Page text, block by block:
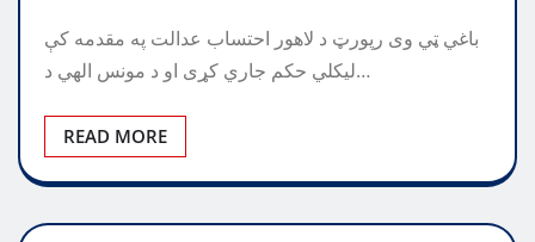
باغي ټي وی رپورټ د لاهور احتساب عدالت په مقدمه کې
ليکلي حکم جاري کړی او د مونس الهي د…
READ MORE